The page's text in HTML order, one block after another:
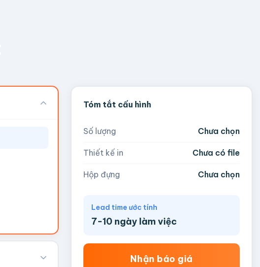
Tóm tắt cấu hình
Số lượng Chưa chọn
Thiết kế in Chưa có file
Hộp đựng Chưa chọn
Lead time ước tính
7-10 ngày làm việc
Nhận báo giá